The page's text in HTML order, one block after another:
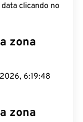
clicando no
zona
6:19:49
zona